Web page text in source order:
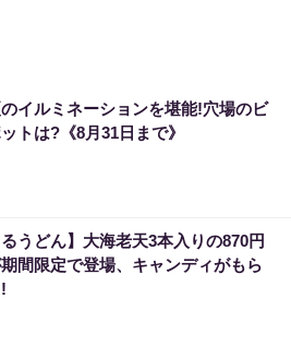
イルミネーションを堪能!穴場のビ
トは?《8月31日まで》
るうどん】大海老天3本入りの870円
間限定で登場、キャンディがもら